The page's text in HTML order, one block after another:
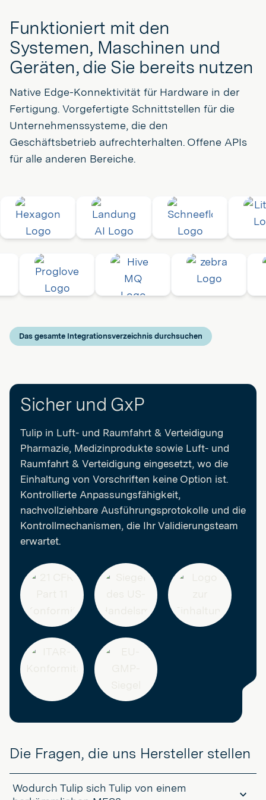
Funktioniert mit den
Systemen, Maschinen und
Geräten, die Sie bereits nutzen
Native Edge-Konnektivität für Hardware in der
Fertigung. Vorgefertigte Schnittstellen für die
Unternehmenssysteme, die den
Geschäftsbetrieb aufrechterhalten. Offene APIs
für alle anderen Bereiche.
Das gesamte Integrationsverzeichnis durchsuchen
Sicher und GxP
Tulip in Luft- und Raumfahrt & Verteidigung
Pharmazie, Medizinprodukte sowie Luft- und
Raumfahrt & Verteidigung eingesetzt, wo die
Einhaltung von Vorschriften keine Option ist.
Kontrollierte Anpassungsfähigkeit,
nachvollziehbare Ausführungsprotokolle und die
Kontrollmechanismen, die Ihr Validierungsteam
erwartet.
Die Fragen, die uns Hersteller stellen
Wodurch Tulip sich Tulip von einem